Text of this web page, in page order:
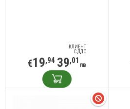
КЛИЕНТ
С ДДС
€19,94 39,01 лв